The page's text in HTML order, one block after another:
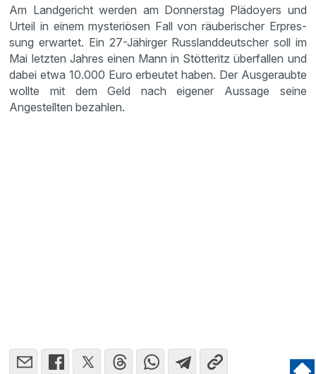
Am Landge­richt werden am Donnerstag Plädoyers und
Urteil in einem myste­riösen Fall von räube­ri­scher Erpres­
sung erwartet. Ein 27-Jähirger Russland­deut­scher soll im
Mai letzten Jahres einen Mann in Stötte­ritz überfallen und
dabei etwa 10.000 Euro erbeutet haben. Der Ausge­raubte
wollte mit dem Geld nach eigener Aussage seine
Angestellten bezahlen.